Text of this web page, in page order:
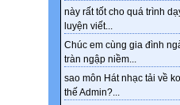
này rất tốt cho quá trình
luyện viết...
Chúc em cùng gia đình
tràn ngập niềm...
sao môn Hát nhạc tải về
thế Admin?...